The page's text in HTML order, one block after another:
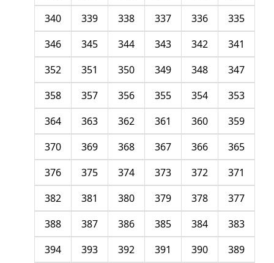
335
336
337
338
339
340
341
342
343
344
345
346
347
348
349
350
351
352
353
354
355
356
357
358
359
360
361
362
363
364
365
366
367
368
369
370
371
372
373
374
375
376
377
378
379
380
381
382
383
384
385
386
387
388
389
390
391
392
393
394